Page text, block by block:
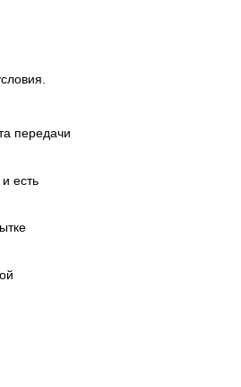
передачи
есть